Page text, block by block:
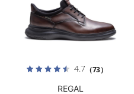
4.7（73）
REGAL